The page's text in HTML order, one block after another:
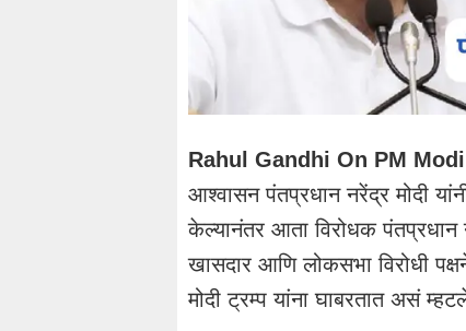
Rahul Gandhi On PM
आश्वासन पंतप्रधान नरेंद्र मोदी
केल्यानंतर आता विरोधक पंतप्रधान
खासदार आणि लोकसभा विरोधी
मोदी ट्रम्प यांना घाबरतात असं